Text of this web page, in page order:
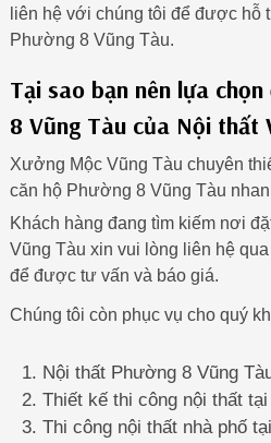
liên hệ với chúng tôi để được hỗ
Phường 8 Vũng Tàu.
Tại sao bạn nên lựa
8 Vũng Tàu của Nội thất
Xưởng Mộc Vũng Tàu chuyên
căn hộ Phường 8 Vũng Tàu
Khách hàng đang tìm kiếm nơi
Vũng Tàu xin vui lòng liên hệ
để được tư vấn và báo giá.
Chúng tôi còn phục vụ cho quý
Nội thất Phường 8 Vũng
Thiết kế thi công nội thất
Thi công nội thất nhà phố